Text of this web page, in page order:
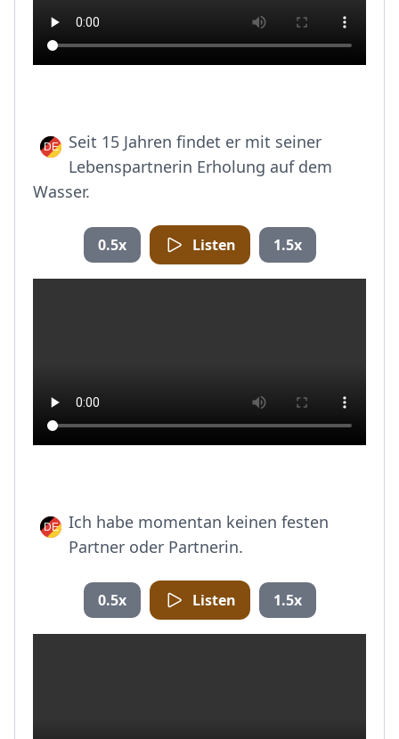
Seit 15 Jahren findet er mit seiner
Lebenspartnerin Erholung auf dem
Wasser.
0.5x Listen 1.5x
Ich habe momentan keinen festen
Partner oder Partnerin.
0.5x Listen 1.5x